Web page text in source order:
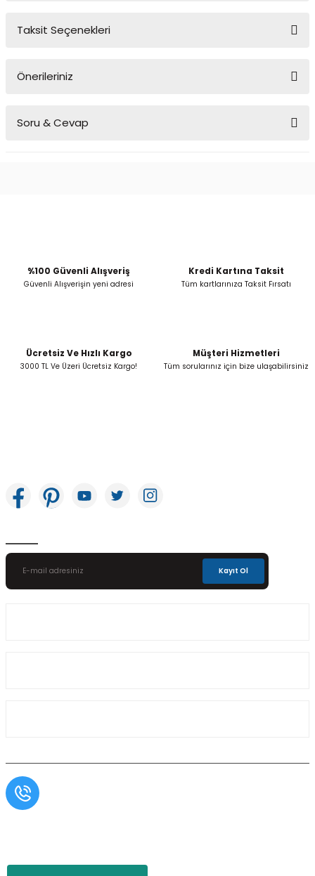
Taksit Seçenekleri
Önerileriniz
konularda yetersiz gördüğünüz noktaları öneri formunu kullanarak
Bu ürüne benzer farklı alternatifler olmalı.
Gönder
Soru & Cevap
%100 Güvenli Alışveriş
Güvenli Alışverişin yeni adresi
Kredi Kartına Taksit
Tüm kartlarınıza Taksit Fırsatı
Ücretsiz Ve Hızlı Kargo
3000 TL Ve Üzeri Ücretsiz Kargo!
Müşteri Hizmetleri
Tüm sorularınız için bize ulaşabilirsiniz
Kayıt Ol